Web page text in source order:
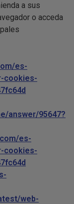
a sus
o acceda
es-
cookies-
answer/95647?
es-
cookies-
web-